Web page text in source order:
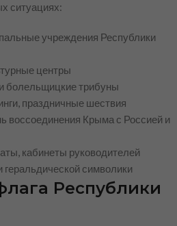
ситуациях:
учреждения Республики
центры
болельщицкие трибуны
праздничные шествия
воссоединения Крыма с Россией и
кабинеты руководителей
символики
Республики